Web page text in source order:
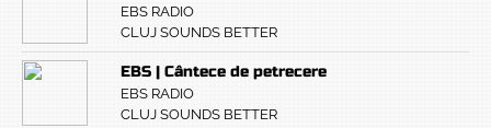
EBS RADIO
CLUJ SOUNDS BETTER
EBS | Cântece de petrecere
EBS RADIO
CLUJ SOUNDS BETTER